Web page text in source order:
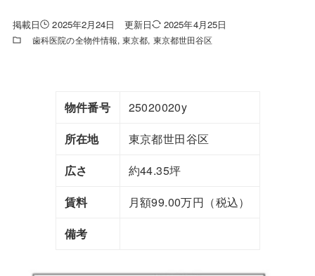
2025年2月24日 2025年4月25日
歯科医院の全物件情報 東京都 東京都世田谷区
物件番号
25020020y
所在地
東京都世田谷区
広さ
約44.35坪
賃料
月額99.00万円（税込）
備考